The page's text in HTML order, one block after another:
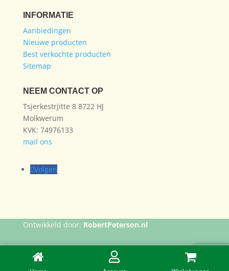
INFORMATIE
Aanbiedingen
Nieuwe producten
Best verkochte producten
Sitemap
NEEM CONTACT OP
Tsjerkestrjitte 8 8722 HJ
Molkwerum
KVK: 74976133
mail ons
Volgen
Ontwikkeld door: RobertPeterson.nl